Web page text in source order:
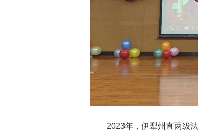
2023年，伊犁州直两级